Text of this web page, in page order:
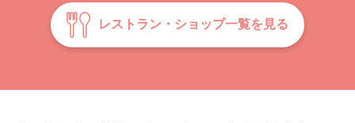
レストラン・ショップ一覧を見る